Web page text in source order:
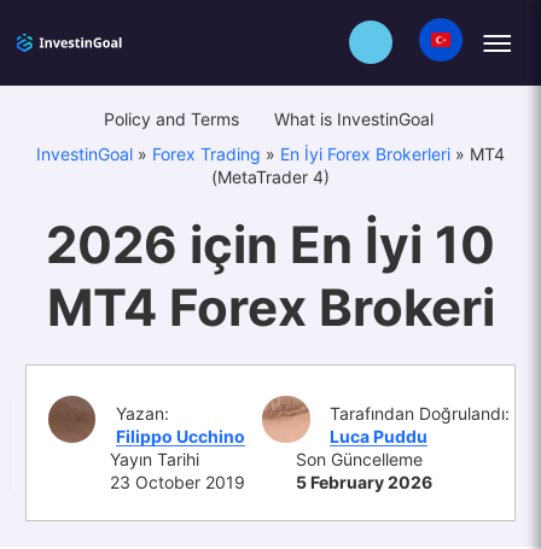
Policy and Terms
What is InvestinGoal
InvestinGoal » Forex Trading » En İyi Forex Brokerleri » MT4
(MetaTrader 4)
2026 için En İyi 10
MT4 Forex Brokeri
Yazan:
Filippo Ucchino
Tarafından Doğrulandı:
Luca Puddu
Yayın Tarihi
23 October 2019
Son Güncelleme
5 February 2026